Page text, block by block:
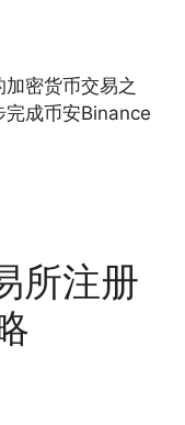
密货币交易之
完成币安Binance
所注册